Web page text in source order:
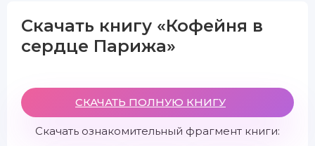
Скачать книгу «Кофейня в
сердце Парижа»
СКАЧАТЬ ПОЛНУЮ КНИГУ
Скачать ознакомительный фрагмент книги: